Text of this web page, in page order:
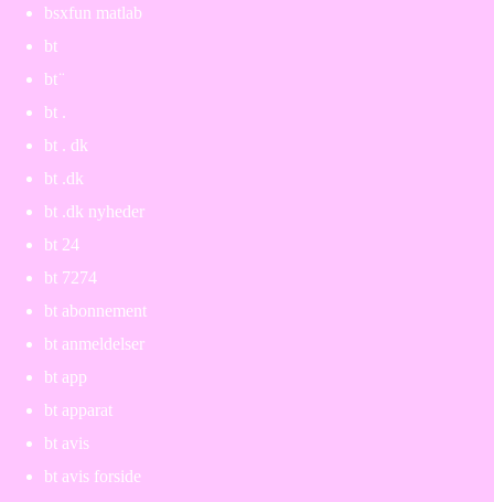
bsxfun matlab
bt
bt ̈
bt .
bt . dk
bt .dk
bt .dk nyheder
bt 24
bt 7274
bt abonnement
bt anmeldelser
bt app
bt apparat
bt avis
bt avis forside